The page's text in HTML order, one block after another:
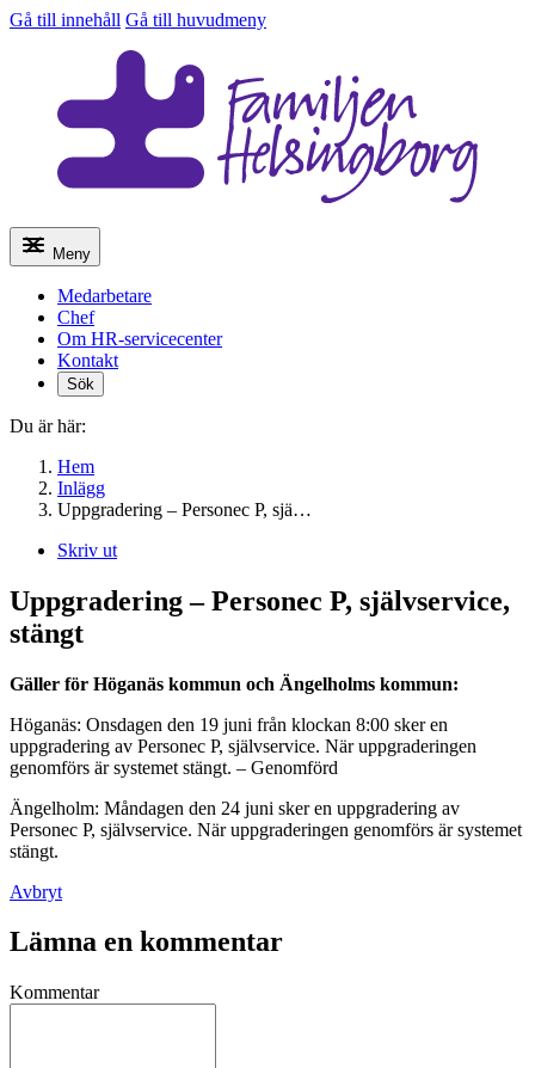
Gå till innehåll Gå till huvudmeny
Meny
Medarbetare
Chef
Om HR-servicecenter
Kontakt
Sök
Du är här:
Hem
Inlägg
Uppgradering – Personec P, sjä…
Skriv ut
Uppgradering – Personec P, självservice,
stängt
Gäller för Höganäs kommun och Ängelholms kommun:
Höganäs: Onsdagen den 19 juni från klockan 8:00 sker en
uppgradering av Personec P, självservice. När uppgraderingen
genomförs är systemet stängt. – Genomförd
Ängelholm: Måndagen den 24 juni sker en uppgradering av
Personec P, självservice. När uppgraderingen genomförs är systemet
stängt.
Avbryt
Lämna en kommentar
Kommentar